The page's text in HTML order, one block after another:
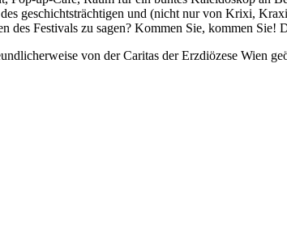
geschichtsträchtigen und (nicht nur von Krixi,
des Festivals zu sagen? Kommen Sie, kommen Sie!
von der Caritas der Erzdiözese Wien